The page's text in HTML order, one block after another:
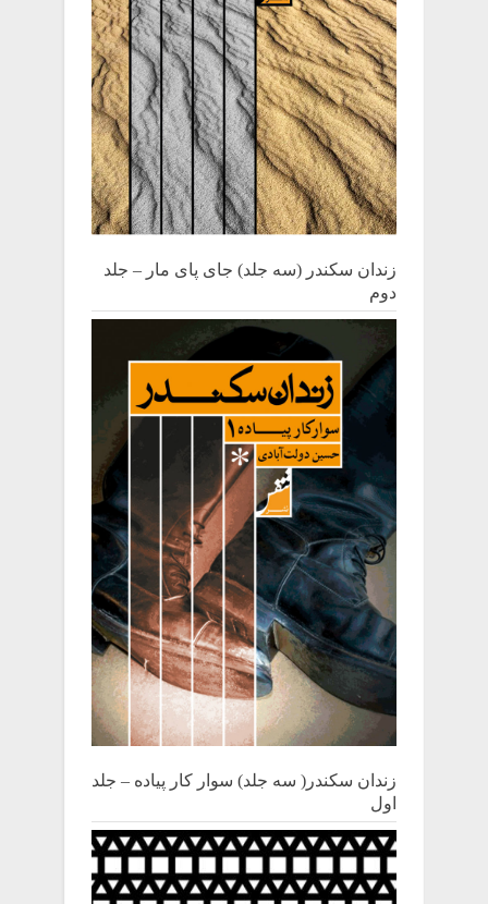
زندان سکندر (سه جلد) جای پای مار – جلد
دوم
زندان سکندر( سه جلد) سوار کار پیاده – جلد
اول